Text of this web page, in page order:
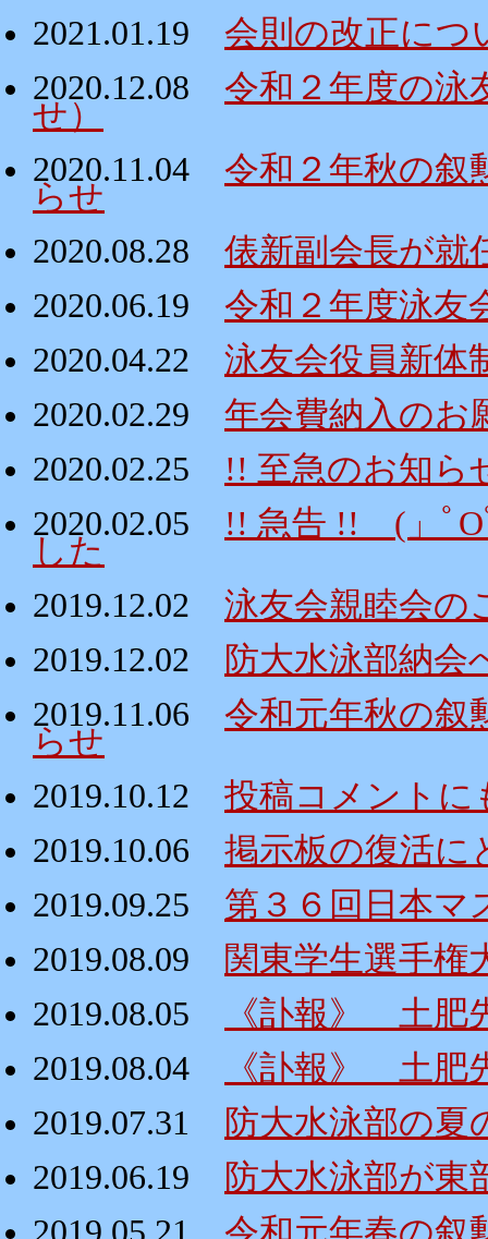
2021.01.19
会則の改正につ
2020.12.08
令和２年度の泳
せ）
2020.11.04
令和２年秋の叙
らせ
2020.08.28
俵新副会長が就
2020.06.19
令和２年度泳友
2020.04.22
泳友会役員新体
2020.02.29
年会費納入のお
2020.02.25
!! 至急のお知ら
2020.02.05
!! 急告 !! (」ﾟO
した
2019.12.02
泳友会親睦会
2019.12.02
防大水泳部納会
2019.11.06
令和元年秋の叙
らせ
2019.10.12
投稿コメントに
2019.10.06
掲示板の復活に
2019.09.25
第３６回日本マ
2019.08.09
関東学生選手権
2019.08.05
《訃報》 土肥
2019.08.04
《訃報》 土肥
2019.07.31
防大水泳部の夏
2019.06.19
防大水泳部が東